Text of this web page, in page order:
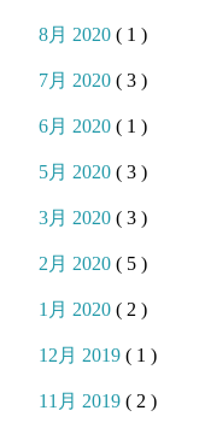
8月 2020( 1 )
7月 2020( 3 )
6月 2020( 1 )
5月 2020( 3 )
3月 2020( 3 )
2月 2020( 5 )
1月 2020( 2 )
12月 2019( 1 )
11月 2019( 2 )